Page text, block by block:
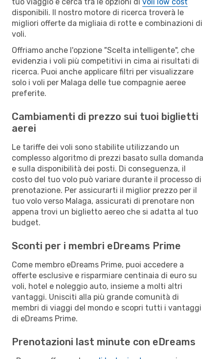
disponibili. Il nostro motore di ricerca troverà le
migliori offerte da migliaia di rotte e combinazioni di
voli.
Offriamo anche l'opzione "Scelta intelligente", che
evidenzia i voli più competitivi in cima ai risultati di
ricerca. Puoi anche applicare filtri per visualizzare
solo i voli per Malaga delle tue compagnie aeree
preferite.
Cambiamenti di prezzo sui tuoi biglietti
aerei
Le tariffe dei voli sono stabilite utilizzando un
complesso algoritmo di prezzi basato sulla domanda
e sulla disponibilità dei posti. Di conseguenza, il
costo del tuo volo può variare durante il processo di
prenotazione. Per assicurarti il miglior prezzo per il
tuo volo verso Malaga, assicurati di prenotare non
appena trovi un biglietto aereo che si adatta al tuo
budget.
Sconti per i membri eDreams Prime
Come membro eDreams Prime, puoi accedere a
offerte esclusive e risparmiare centinaia di euro su
voli, hotel e noleggio auto, insieme a molti altri
vantaggi. Unisciti alla più grande comunità di
membri di viaggi del mondo e scopri tutti i vantaggi
di eDreams Prime.
Prenotazioni last minute con eDreams